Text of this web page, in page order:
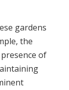
gardens
the
of